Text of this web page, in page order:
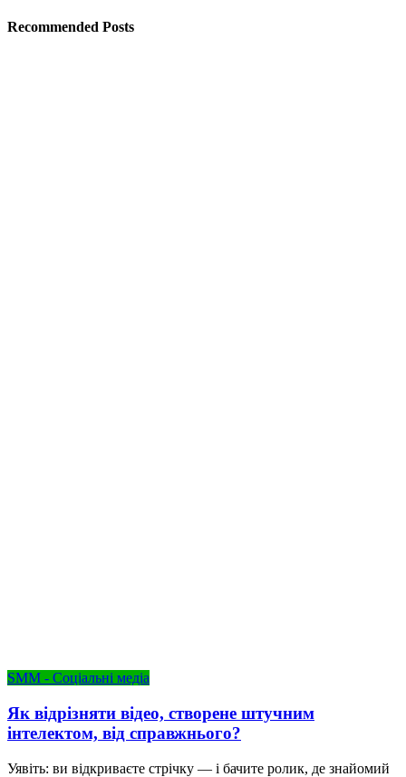
Recommended Posts
SMM - Соціальні медіа
Як відрізняти відео, створене штучним
інтелектом, від справжнього?
Уявіть: ви відкриваєте стрічку — і бачите ролик, де знайомий